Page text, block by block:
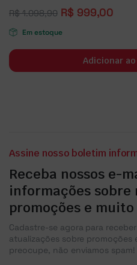
R$1.098,90 R$ 999,00
Em estoque
Adicionar
Assine nosso boletim
Receba nossos e-
informações sobre
promoções e muito
Cadastre-se agora para
atualizações sobre promoções
preocupe, não enviamos spam!